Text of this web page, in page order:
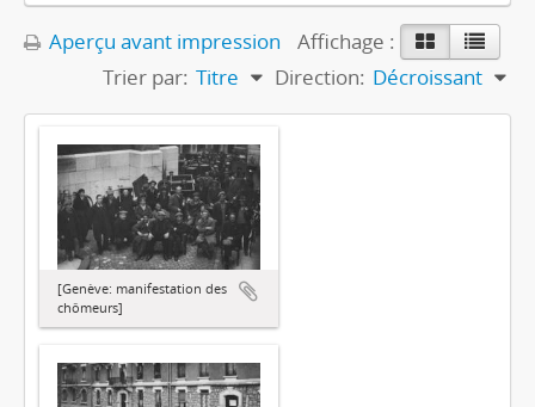
Aperçu avant impression
Affichage :
Trier par: Titre Direction: Décroissant
[Genève: manifestation des
chômeurs]